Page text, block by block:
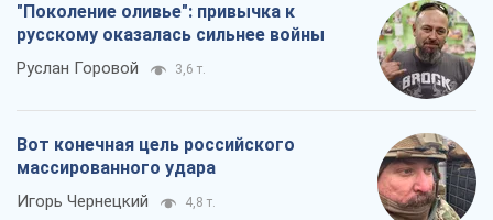
"Поколение оливье": привычка к
русскому оказалась сильнее войны
Руслан Горовой 3,6 т.
Вот конечная цель российского
массированного удара
Игорь Чернецкий 4,8 т.